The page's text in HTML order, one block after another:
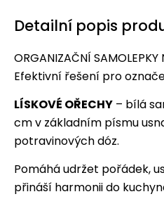
Detailní popis
ORGANIZAČNÍ
Efektivní řešení pro
LÍSKOVÉ OŘECHY – bílá
cm v základním písmu
potravinových dóz.
Pomáhá udržet pořádek,
přináší harmonii do